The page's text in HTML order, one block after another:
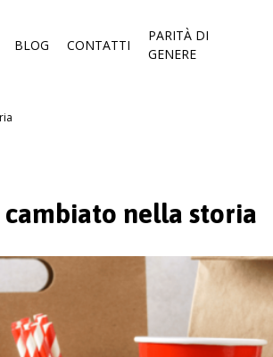
BLOG CONTATTI
PARITÀ DI
GENERE
cambiato nella storia